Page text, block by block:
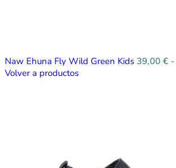
Naw Ehuna Fly Wild Green Kids 39,00 € -
Volver a productos